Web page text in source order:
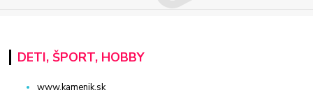
DETI, ŠPORT, HOBBY
www.kamenik.sk